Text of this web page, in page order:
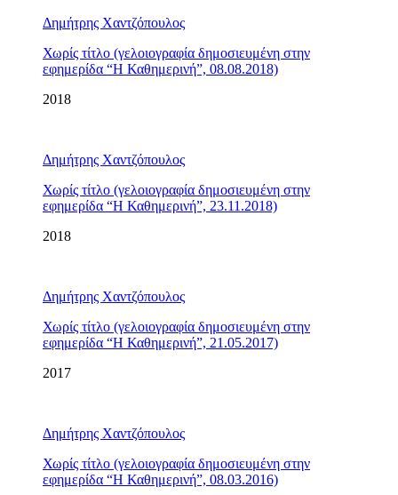
Δημήτρης Χαντζόπουλος
Χωρίς τίτλο (γελοιογραφία δημοσιευμένη στην
εφημερίδα “Η Καθημερινή”, 08.08.2018)
2018
Δημήτρης Χαντζόπουλος
Χωρίς τίτλο (γελοιογραφία δημοσιευμένη στην
εφημερίδα “Η Καθημερινή”, 23.11.2018)
2018
Δημήτρης Χαντζόπουλος
Χωρίς τίτλο (γελοιογραφία δημοσιευμένη στην
εφημερίδα “Η Καθημερινή”, 21.05.2017)
2017
Δημήτρης Χαντζόπουλος
Χωρίς τίτλο (γελοιογραφία δημοσιευμένη στην
εφημερίδα “Η Καθημερινή”, 08.03.2016)